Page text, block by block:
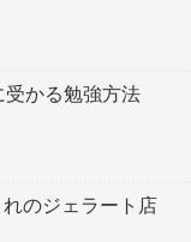
かる勉強方法
のジェラート店